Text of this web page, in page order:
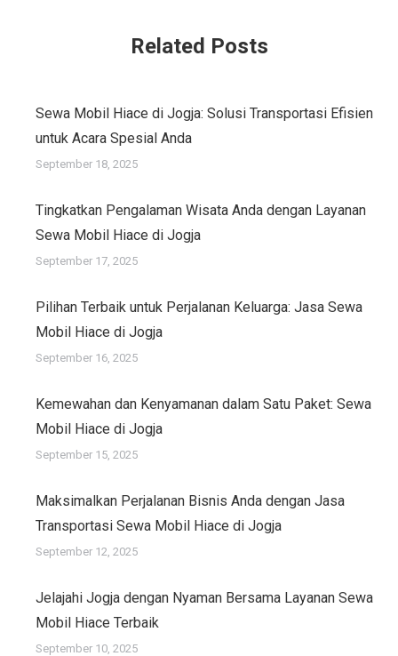
Related Posts
Sewa Mobil Hiace di Jogja: Solusi Transportasi Efisien
untuk Acara Spesial Anda
September 18, 2025
Tingkatkan Pengalaman Wisata Anda dengan Layanan
Sewa Mobil Hiace di Jogja
September 17, 2025
Pilihan Terbaik untuk Perjalanan Keluarga: Jasa Sewa
Mobil Hiace di Jogja
September 16, 2025
Kemewahan dan Kenyamanan dalam Satu Paket: Sewa
Mobil Hiace di Jogja
September 15, 2025
Maksimalkan Perjalanan Bisnis Anda dengan Jasa
Transportasi Sewa Mobil Hiace di Jogja
September 12, 2025
Jelajahi Jogja dengan Nyaman Bersama Layanan Sewa
Mobil Hiace Terbaik
September 10, 2025